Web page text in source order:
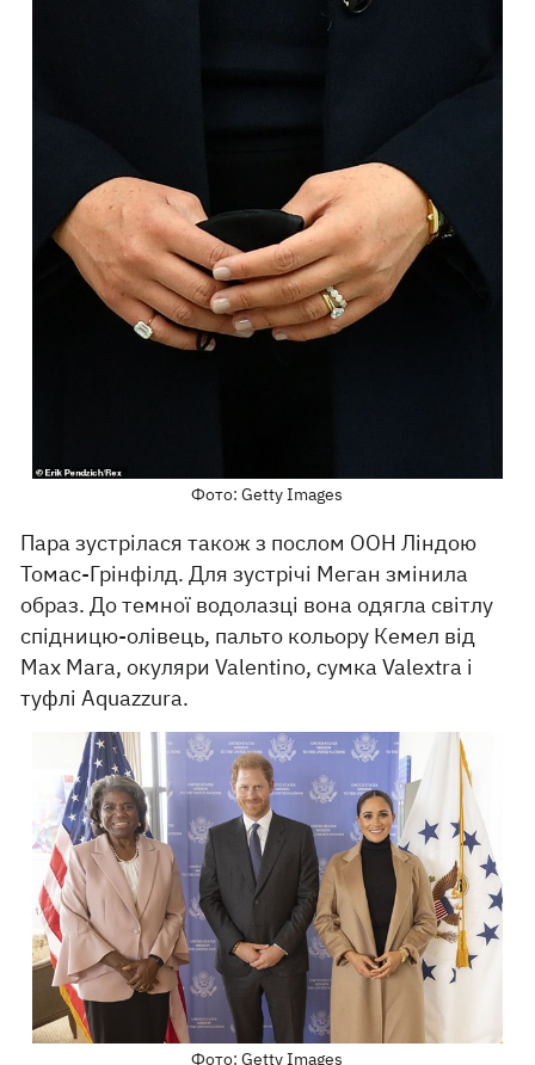
Фото: Getty Images
Пара зустрілася також з послом ООН Ліндою
Томас-Грінфілд. Для зустрічі Меган змінила
образ. До темної водолазці вона одягла світлу
спідницю-олівець, пальто кольору Кемел від
Max Mara, окуляри Valentino, сумка Valextra і
туфлі Aquazzura.
Фото: Getty Images